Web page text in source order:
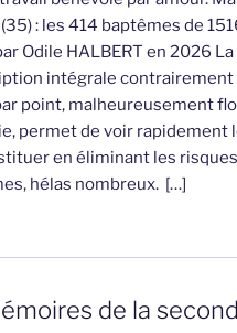
: les 414 baptêmes de
Odile HALBERT en 2026 La
intégrale contrairement
point, malheureusement
permet de voir rapidement
en éliminant les
hélas nombreux. […]
de la